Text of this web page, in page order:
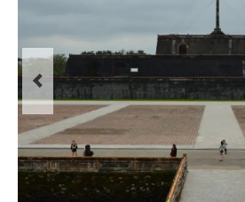
Les articles de la Thaïlande
Laos
Carte du Laos
Laos – infos
Paludisme au Laos